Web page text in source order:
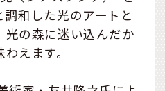
和した光のアートと
の森に迷い込んだか
えます。